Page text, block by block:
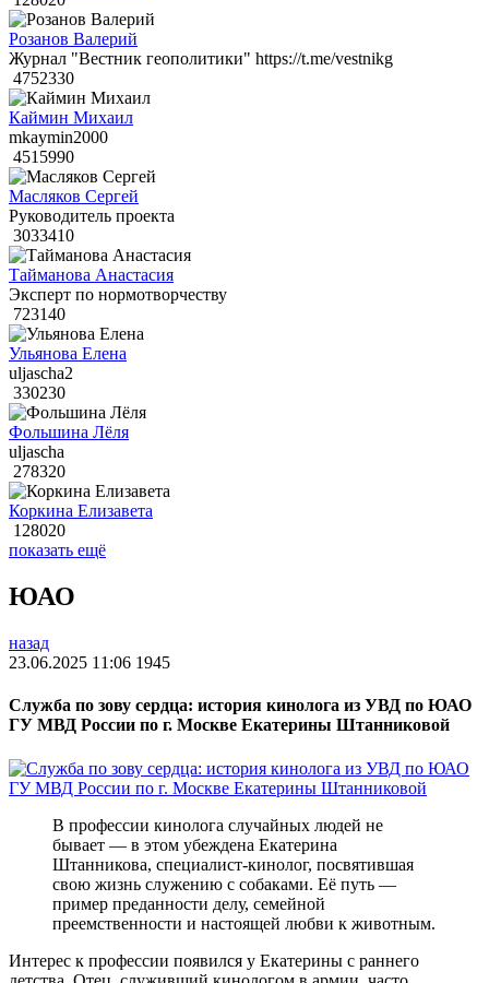
Розанов Валерий
Журнал "Вестник геополитики" https://t.me/vestnikg
4752330
Каймин Михаил
mkaymin2000
4515990
Масляков Сергей
Руководитель проекта
3033410
Тайманова Анастасия
Эксперт по нормотворчеству
723140
Ульянова Елена
uljascha2
330230
Фольшина Лёля
uljascha
278320
Коркина Елизавета
128020
показать ещё
ЮАО
назад
23.06.2025 11:06 1945
Служба по зову сердца: история кинолога из УВД по ЮАО
ГУ МВД России по г. Москве Екатерины Штанниковой
В профессии кинолога случайных людей не
бывает — в этом убеждена Екатерина
Штанникова, специалист-кинолог, посвятившая
свою жизнь служению с собаками. Её путь —
пример преданности делу, семейной
преемственности и настоящей любви к животным.
Интерес к профессии появился у Екатерины с раннего